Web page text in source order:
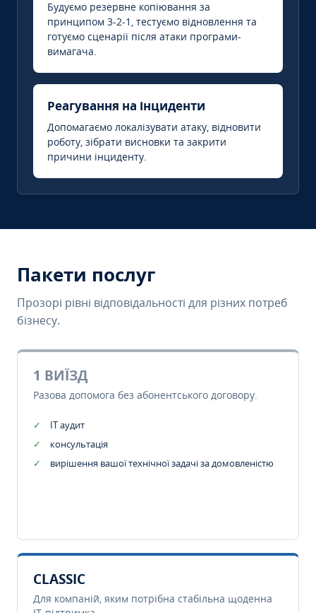
Будуємо резервне копіювання за
принципом 3-2-1, тестуємо відновлення та
готуємо сценарії після атаки програми-
вимагача.
Реагування на інциденти
Допомагаємо локалізувати атаку, відновити
роботу, зібрати висновки та закрити
причини інциденту.
Пакети послуг
Прозорі рівні відповідальності для різних потреб
бізнесу.
1 ВИЇЗД
Разова допомога без абонентського договору.
IT аудит
консультація
вирішення вашої технічної задачі за домовленістю
CLASSIC
Для компаній, яким потрібна стабільна щоденна